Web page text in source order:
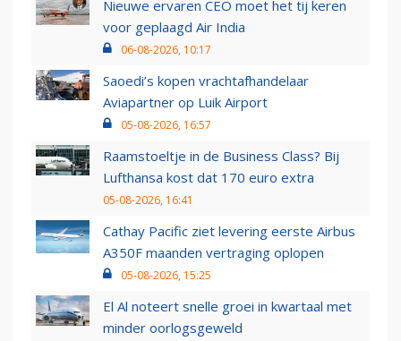
Nieuwe ervaren CEO moet het tij keren
voor geplaagd Air India
06-08-2026, 10:17
Saoedi’s kopen vrachtafhandelaar
Aviapartner op Luik Airport
05-08-2026, 16:57
Raamstoeltje in de Business Class? Bij
Lufthansa kost dat 170 euro extra
05-08-2026, 16:41
Cathay Pacific ziet levering eerste Airbus
A350F maanden vertraging oplopen
05-08-2026, 15:25
El Al noteert snelle groei in kwartaal met
minder oorlogsgeweld